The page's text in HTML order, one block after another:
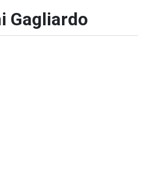
Gagliardo